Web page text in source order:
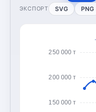
ЭКСПОРТ SVG PNG
150 000 т
200 000 т
250 000 т